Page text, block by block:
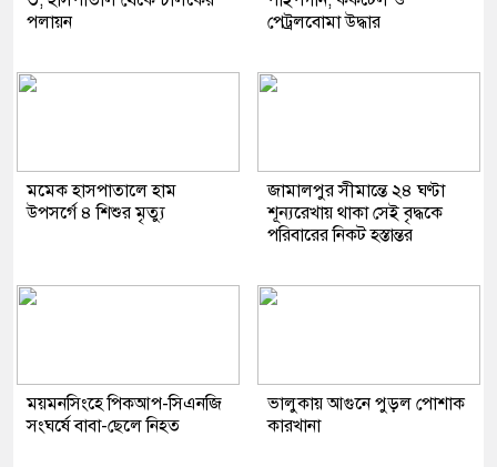
পলায়ন
পেট্রলবোমা উদ্ধার
মমেক হাসপাতালে হাম
উপসর্গে ৪ শিশুর মৃত্যু
জামালপুর সীমান্তে ২৪ ঘণ্টা
শূন্যরেখায় থাকা সেই বৃদ্ধকে
পরিবারের নিকট হস্তান্তর
ময়মনসিংহে পিকআপ-সিএনজি
সংঘর্ষে বাবা-ছেলে নিহত
ভালুকায় আগুনে পুড়ল পোশাক
কারখানা